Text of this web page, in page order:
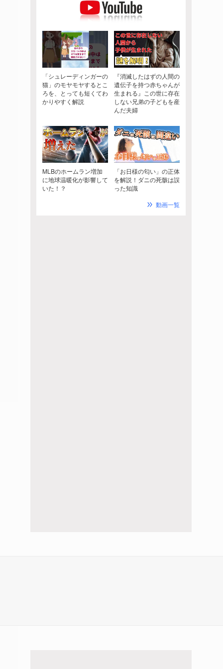
「シュレーディンガーの
猫」のモヤモヤするとこ
ろを、とっても短くてわ
かりやすく解説
『消滅したはずの人間の
遺伝子を持つ赤ちゃんが
生まれる』この世に存在
しない兄弟の子どもを産
んだ夫婦
MLBのホームラン増加
に地球温暖化が影響して
いた！？
「お日様の匂い」の正体
を解説！ダニの死骸は誤
った知識
動画一覧